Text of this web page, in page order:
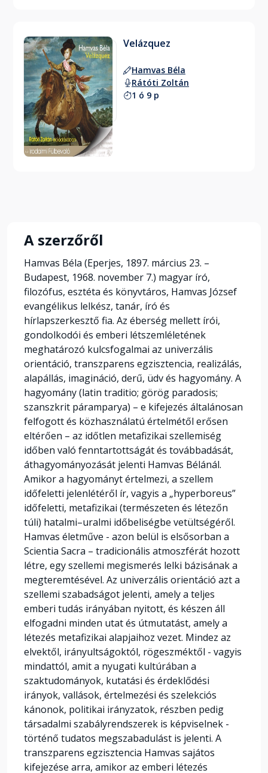
Velázquez
Hamvas Béla
Rátóti Zoltán
1 ó 9 p
A szerzőről
Hamvas Béla (Eperjes, 1897. március 23. –
Budapest, 1968. november 7.) magyar író,
filozófus, esztéta és könyvtáros, Hamvas József
evangélikus lelkész, tanár, író és
hírlapszerkesztő fia. Az éberség mellett írói,
gondolkodói és emberi létszemléletének
meghatározó kulcsfogalmai az univerzális
orientáció, transzparens egzisztencia, realizálás,
alapállás, imagináció, derű, üdv és hagyomány. A
hagyomány (latin traditio; görög paradosis;
szanszkrit páramparya) – e kifejezés általánosan
felfogott és közhasználatú értelmétől erősen
eltérően – az időtlen metafizikai szellemiség
időben való fenntartottságát és továbbadását,
áthagyományozását jelenti Hamvas Bélánál.
Amikor a hagyományt értelmezi, a szellem
időfeletti jelenlétéről ír, vagyis a „hyperboreus”
időfeletti, metafizikai (természeten és létezőn
túli) hatalmi–uralmi időbeliségbe vetültségéről.
Hamvas életműve - azon belül is elsősorban a
Scientia Sacra – tradicionális atmoszférát hozott
létre, egy szellemi megismerés lelki bázisának a
megteremtésével. Az univerzális orientáció azt a
szellemi szabadságot jelenti, amely a teljes
emberi tudás irányában nyitott, és készen áll
elfogadni minden utat és útmutatást, amely a
létezés metafizikai alapjaihoz vezet. Mindez az
elvektől, irányultságoktól, rögeszméktől - vagyis
mindattól, amit a nyugati kultúrában a
szaktudományok, kutatási és érdeklődési
irányok, vallások, értelmezési és szelekciós
kánonok, politikai irányzatok, részben pedig
társadalmi szabályrendszerek is képviselnek -
történő tudatos megszabadulást is jelenti. A
transzparens egzisztencia Hamvas sajátos
kifejezése arra, amikor az emberi létezés